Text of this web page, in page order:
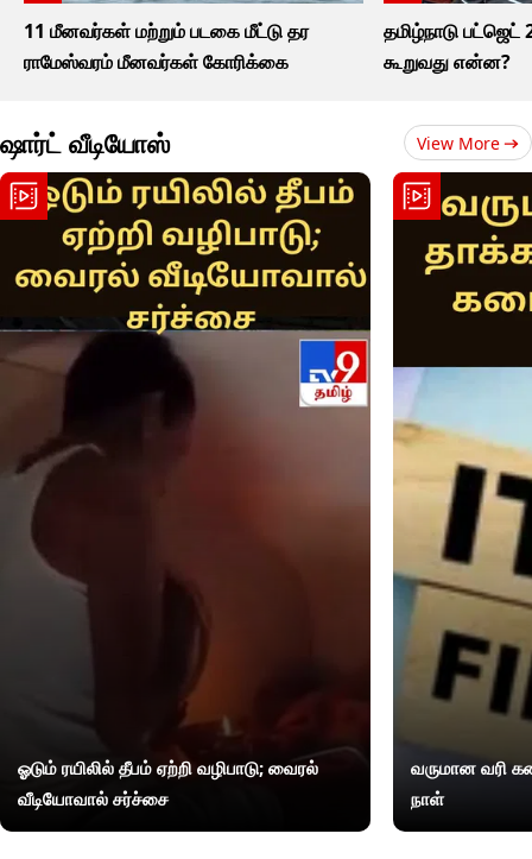
11 மீனவர்கள் மற்றும் படகை மீட்டு தர
ராமேஸ்வரம் மீனவர்கள் கோரிக்கை
தமிழ்நாடு
கூறுவது என்ன?
ஷார்ட் வீடியோஸ் View More
ஓடும் ரயிலில் தீபம் ஏற்றி வழிபாடு; வைரல்
வீடியோவால் சர்ச்சை
வருமான வரி
நாள்